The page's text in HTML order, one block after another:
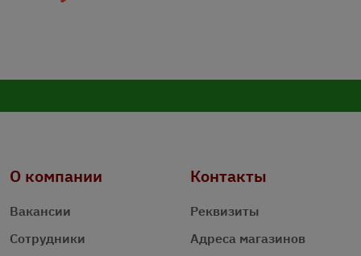
О компании
Вакансии
Сотрудники
Контакты
Реквизиты
Адреса магазинов